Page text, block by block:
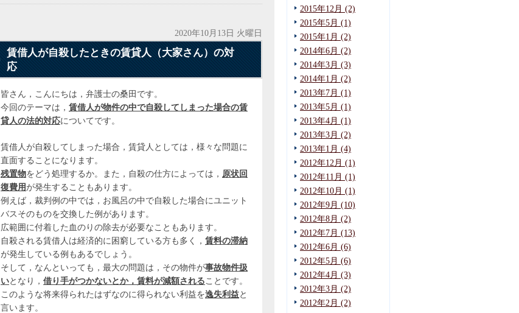
2020年10月13日 火曜日
賃借人が自殺したときの賃貸人（大家さん）の対
応
皆さん，こんにちは，弁護士の桑田です。
今回のテーマは， 賃借人が物件の中で自殺してしまった場合の賃
貸人の法的対応についてです。
賃借人が自殺してしまった場合，賃貸人としては，様々な問題に
直面することになります。
残置物をどう処理するか。また，自殺の仕方によっては， 原状回
復費用が発生することもあります。
例えば，裁判例の中では，お風呂の中で自殺した場合にユニット
バスそのものを交換した例があります。
広範囲に付着した血のりの除去が必要なこともあります。
自殺される賃借人は経済的に困窮している方も多く， 賃料の滞納
が発生している例もあるでしょう。
そして，なんといっても，最大の問題は，その物件が事故物件扱
いとなり， 借り手がつかないとか，賃料が減額されることです。
このような将来得られたはずなのに得られない利益を逸失利益と
言います。
2015年12月 (2)
2015年5月 (1)
2015年1月 (2)
2014年6月 (2)
2014年3月 (3)
2014年1月 (2)
2013年7月 (1)
2013年5月 (1)
2013年4月 (1)
2013年3月 (2)
2013年1月 (4)
2012年12月 (1)
2012年11月 (1)
2012年10月 (1)
2012年9月 (10)
2012年8月 (2)
2012年7月 (13)
2012年6月 (6)
2012年5月 (6)
2012年4月 (3)
2012年3月 (2)
2012年2月 (2)